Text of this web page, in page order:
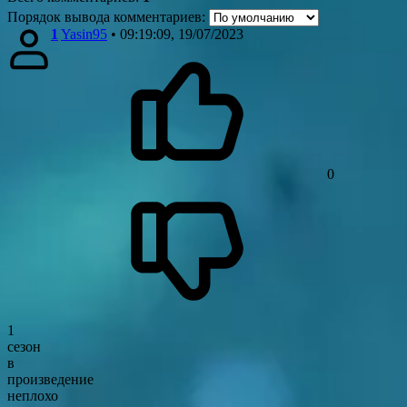
Порядок вывода комментариев:
1 Yasin95 • 09:19:09, 19/07/2023
0
1
сезон
в
произведение
неплохо